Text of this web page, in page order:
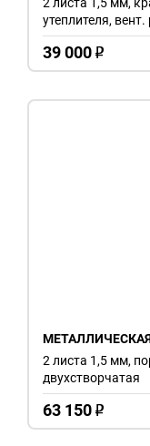
39 000 o
утеплителя,
63 150 o
2 листа 1,5 мм,
двухстворчатая